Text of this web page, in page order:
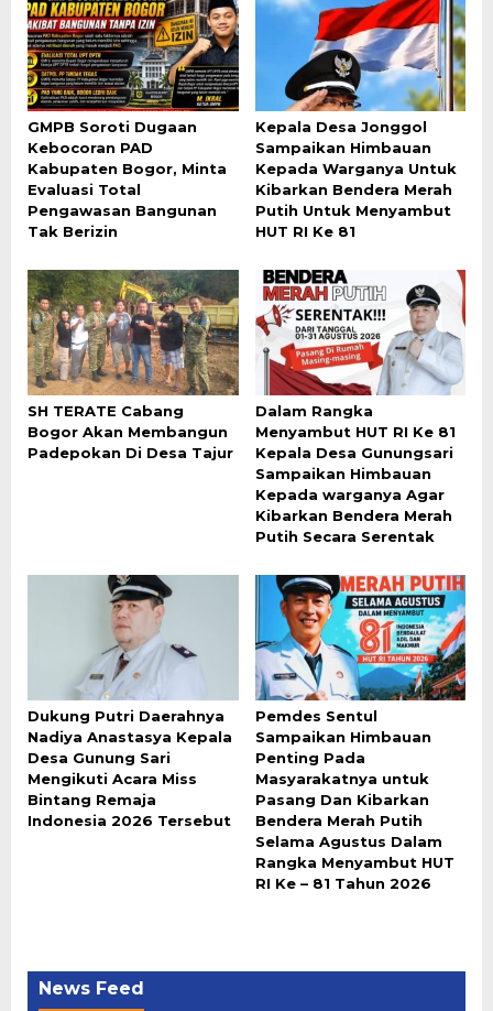
GMPB Soroti Dugaan
Kebocoran PAD
Kabupaten Bogor, Minta
Evaluasi Total
Pengawasan Bangunan
Tak Berizin
Kepala Desa Jonggol
Sampaikan Himbauan
Kepada Warganya Untuk
Kibarkan Bendera Merah
Putih Untuk Menyambut
HUT RI Ke 81
SH TERATE Cabang
Bogor Akan Membangun
Padepokan Di Desa Tajur
Dalam Rangka
Menyambut HUT RI Ke 81
Kepala Desa Gunungsari
Sampaikan Himbauan
Kepada warganya Agar
Kibarkan Bendera Merah
Putih Secara Serentak
Dukung Putri Daerahnya
Nadiya Anastasya Kepala
Desa Gunung Sari
Mengikuti Acara Miss
Bintang Remaja
Indonesia 2026 Tersebut
Pemdes Sentul
Sampaikan Himbauan
Penting Pada
Masyarakatnya untuk
Pasang Dan Kibarkan
Bendera Merah Putih
Selama Agustus Dalam
Rangka Menyambut HUT
RI Ke – 81 Tahun 2026
News Feed